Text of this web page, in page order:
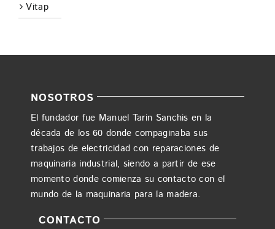
Vitap
NOSOTROS
El fundador fue Manuel Tarin Sanchis en la
década de los 60 donde compaginaba sus
trabajos de electricidad con reparaciones de
maquinaria industrial, siendo a partir de ese
momento donde comienza su contacto con el
mundo de la maquinaria para la madera.
CONTACTO